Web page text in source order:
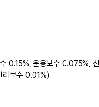
0.15%, 운용보수 0.075%,
리보수 0.01%)